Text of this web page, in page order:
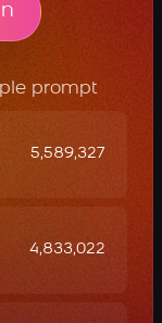
prompt
5,589,327
4,833,022